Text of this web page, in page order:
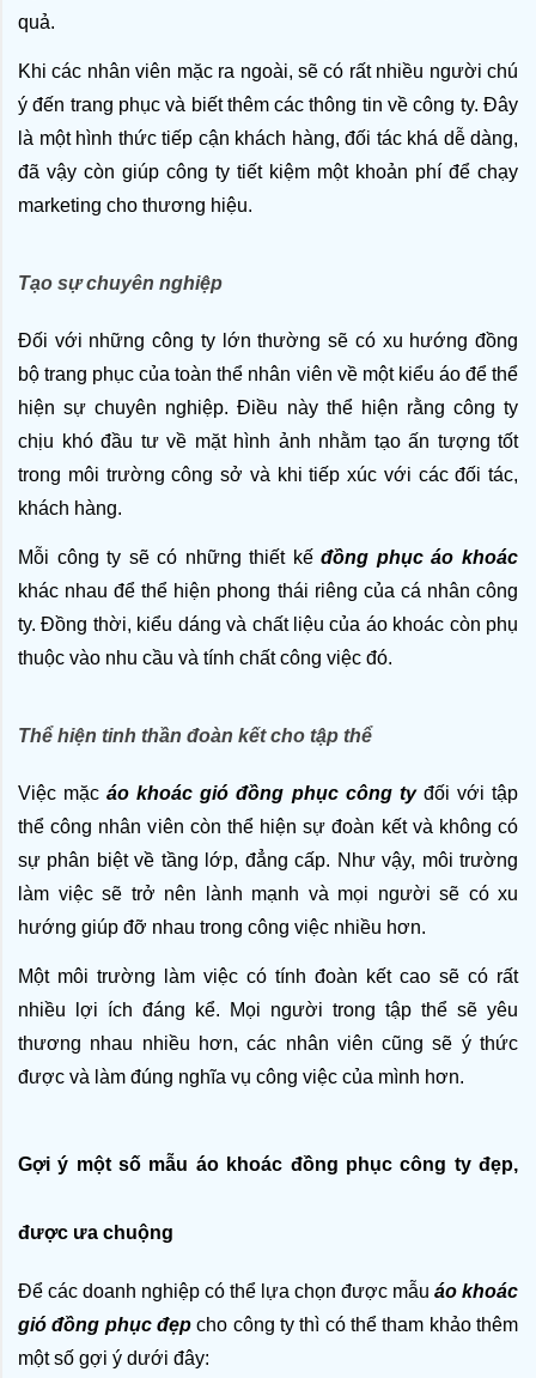
quả.
Khi các nhân viên mặc ra ngoài, sẽ có rất nhiều người chú
ý đến trang phục và biết thêm các thông tin về công ty. Đây
là một hình thức tiếp cận khách hàng, đối tác khá dễ dàng,
đã vậy còn giúp công ty tiết kiệm một khoản phí để chạy
marketing cho thương hiệu.
Tạo sự chuyên nghiệp
Đối với những công ty lớn thường sẽ có xu hướng đồng
bộ trang phục của toàn thể nhân viên về một kiểu áo để thể
hiện sự chuyên nghiệp. Điều này thể hiện rằng công ty
chịu khó đầu tư về mặt hình ảnh nhằm tạo ấn tượng tốt
trong môi trường công sở và khi tiếp xúc với các đối tác,
khách hàng.
Mỗi công ty sẽ có những thiết kế đồng phục áo khoác
khác nhau để thể hiện phong thái riêng của cá nhân công
ty. Đồng thời, kiểu dáng và chất liệu của áo khoác còn phụ
thuộc vào nhu cầu và tính chất công việc đó.
Thể hiện tinh thần đoàn kết cho tập thể
Việc mặc áo khoác gió đồng phục công ty đối với tập
thể công nhân viên còn thể hiện sự đoàn kết và không có
sự phân biệt về tầng lớp, đẳng cấp. Như vậy, môi trường
làm việc sẽ trở nên lành mạnh và mọi người sẽ có xu
hướng giúp đỡ nhau trong công việc nhiều hơn.
Một môi trường làm việc có tính đoàn kết cao sẽ có rất
nhiều lợi ích đáng kể. Mọi người trong tập thể sẽ yêu
thương nhau nhiều hơn, các nhân viên cũng sẽ ý thức
được và làm đúng nghĩa vụ công việc của mình hơn.
Gợi ý một số mẫu áo khoác đồng phục công ty đẹp,
được ưa chuộng
Để các doanh nghiệp có thể lựa chọn được mẫu áo khoác
gió đồng phục đẹp cho công ty thì có thể tham khảo thêm
một số gợi ý dưới đây: